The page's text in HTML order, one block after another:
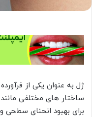
ژل به عنوان یکی از
ساختار های مختلفی
برای بهبود انحنای